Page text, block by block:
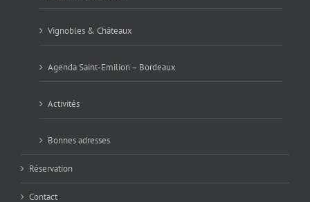
Vignobles & Châteaux
Agenda Saint-Emilion – Bordeaux
Activités
Bonnes adresses
Réservation
Contact